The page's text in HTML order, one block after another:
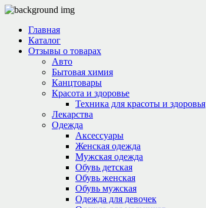
Главная
Каталог
Отзывы о товарах
Авто
Бытовая химия
Канцтовары
Красота и здоровье
Техника для красоты и здоровья
Лекарства
Одежда
Аксессуары
Женская одежда
Мужская одежда
Обувь детская
Обувь женская
Обувь мужская
Одежда для девочек